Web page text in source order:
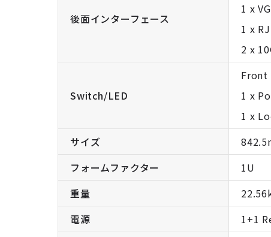
後面インターフェース
1 x
1 x
2 x
Switch/LED
Front
1 x
1 x
サイズ
フォームファクター
1U
重量
電源
1+1